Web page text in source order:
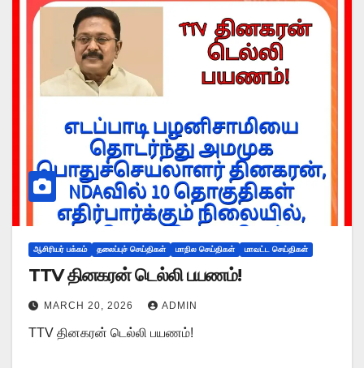
ஆசிரியர் பக்கம் தலைப்புச் செய்திகள் மாநில செய்திகள் மாவட்ட செய்திகள்
TTV தினகரன் டெல்லி பயணம்!
MARCH 20, 2026 ADMIN
TTV தினகரன் டெல்லி பயணம்!